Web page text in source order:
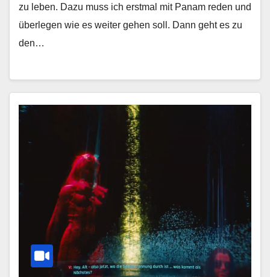
zu leben. Dazu muss ich erstmal mit Panam reden und
überlegen wie es weiter gehen soll. Dann geht es zu
den…